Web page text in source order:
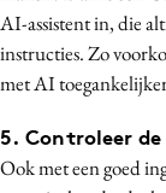
AI-assistent in, die
instructies. Zo
met AI
5. Controleer
Ook met een goed